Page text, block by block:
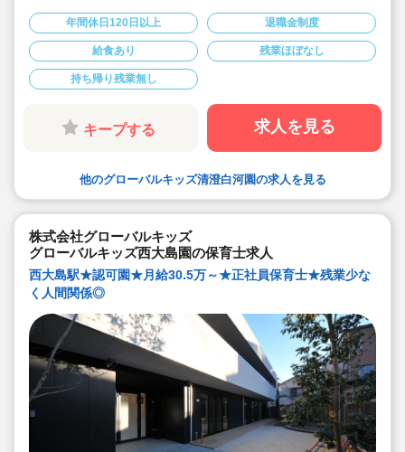
◆年間休日125日以上！
◆子育て期間中は時短勤務OK
◆半日有給OKで子育て中の方も働きやすい環境です
◆会社独自の休暇制度がありますので、独身、既婚者問
わずノビノビと働きやすい環境です。
◆宿舎借上げ制度利用可能です！
◆職員間の人間関係を大事にしています。チーム保育で
新しい仲間も皆でサポート。新卒で不安な方、中途で馴
染めるか不安な方ブランク空けの方、別業種からのキャ
リアチェンジの方！どんな方でもチームでサポートしあ
いながら保育をする環境です
能です！
す！
◆充実の福利厚生、海外研修など腰を据え長く勤務でき
成長し続けられる環境が整っています。
年間休日120日以上 退職金制度
給食あり 残業ほぼなし
持ち帰り残業無し
キープする 求人を見る
他のグローバルキッズ清澄白河園の求人を見る
株式会社グローバルキッズ
グローバルキッズ西大島園の保育士求人
西大島駅★認可園★月給30.5万～★正社員保育士★残業少な
く人間関係◎